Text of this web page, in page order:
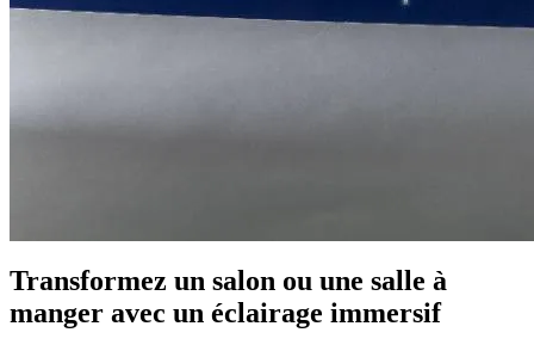
Transformez un salon ou une salle à
manger avec un éclairage immersif